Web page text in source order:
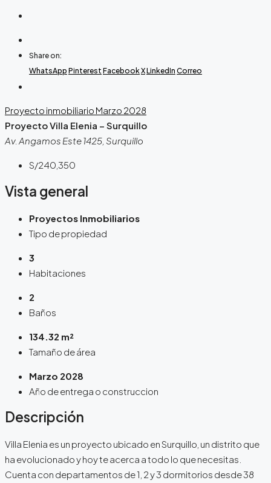
Share on:
WhatsApp Pinterest FacebookXLinkedIn Correo
Proyecto inmobiliario Marzo 2028
Proyecto Villa Elenia – Surquillo
Av. Angamos Este 1425, Surquillo
S/240,350
Vista general
Proyectos Inmobiliarios
Tipo de propiedad
3
Habitaciones
2
Baños
134.32 m²
Tamaño de área
Marzo 2028
Año de entrega o construccion
Descripción
Villa Elenia es un proyecto ubicado en Surquillo, un distrito que
ha evolucionado y hoy te acerca a todo lo que necesitas.
Cuenta con departamentos de 1, 2 y 3 dormitorios desde 38